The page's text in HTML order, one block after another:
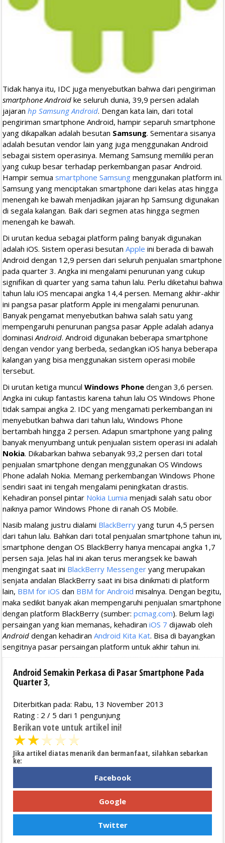
Tidak hanya itu, IDC juga menyebutkan bahwa dari pengiriman
smartphone Android ke seluruh dunia, 39,9 persen adalah
jajaran hp Samsung Android. Dengan kata lain, dari total
pengiriman smartphone Android, hampir separuh smartphone
yang dikapalkan adalah besutan Samsung. Sementara sisanya
adalah besutan vendor lain yang juga menggunakan Android
sebagai sistem operasinya. Memang Samsung memiliki peran
yang cukup besar terhadap perkembangan pasar Android.
Hampir semua smartphone Samsung menggunakan platform ini.
Samsung yang menciptakan smartphone dari kelas atas hingga
menengah ke bawah menjadikan jajaran hp Samsung digunakan
di segala kalangan. Baik dari segmen atas hingga segmen
menengah ke bawah.
Di urutan kedua sebagai platform paling banyak digunakan
adalah iOS. Sistem operasi besutan Apple ini berada di bawah
Android dengan 12,9 persen dari seluruh penjualan smartphone
pada quarter 3. Angka ini mengalami penurunan yang cukup
signifikan di quarter yang sama tahun lalu. Perlu diketahui bahwa
tahun lalu iOS mencapai angka 14,4 persen. Memang akhir-akhir
ini pangsa pasar platform Apple ini mengalami penurunan.
Banyak pengamat menyebutkan bahwa salah satu yang
mempengaruhi penurunan pangsa pasar Apple adalah adanya
dominasi Android. Android digunakan beberapa smartphone
dengan vendor yang berbeda, sedangkan iOS hanya beberapa
kalangan yang bisa menggunakan sistem operasi mobile
tersebut.
Di urutan ketiga muncul Windows Phone dengan 3,6 persen.
Angka ini cukup fantastis karena tahun lalu OS Windows Phone
tidak sampai angka 2. IDC yang mengamati perkembangan ini
menyebutkan bahwa dari tahun lalu, Windows Phone
bertambah hingga 2 persen. Adapun smartphone yang paling
banyak menyumbang untuk penjualan sistem operasi ini adalah
Nokia. Dikabarkan bahwa sebanyak 93,2 persen dari total
penjualan smartphone dengan menggunakan OS Windows
Phone adalah Nokia. Memang perkembangan Windows Phone
sendiri saat ini tengah mengalami peningkatan drastis.
Kehadiran ponsel pintar Nokia Lumia menjadi salah satu obor
naiknya pamor Windows Phone di ranah OS Mobile.
Nasib malang justru dialami BlackBerry yang turun 4,5 persen
dari tahun lalu. Bahkan dari total penjualan smartphone tahun ini,
smartphone dengan OS BlackBerry hanya mencapai angka 1,7
persen saja. Jelas hal ini akan terus merangsek ke bawah
mengingat saat ini BlackBerry Messenger yang merupakan
senjata andalan BlackBerry saat ini bisa dinikmati di platform
lain, BBM for iOS dan BBM for Android misalnya. Dengan begitu,
maka sedikit banyak akan mempengaruhi penjualan smartphone
dengan platform BlackBerry (sumber: pcmag.com). Belum lagi
persaingan yang kian memanas, kehadiran iOS 7 dijawab oleh
Android dengan kehadiran Android Kita Kat. Bisa di bayangkan
sengitnya pasar persaingan platform untuk akhir tahun ini.
Android Semakin Perkasa di Pasar Smartphone Pada
Quarter 3,
Diterbitkan pada: Rabu, 13 November 2013
Rating : 2 / 5 dari 1 pengunjung
Berikan vote untuk artikel ini!
★★★★★
Jika artikel diatas menarik dan bermanfaat, silahkan sebarkan
ke:
Facebook
Google
Twitter